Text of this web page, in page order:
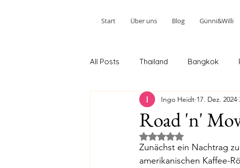
Start Über uns Blog Günni&Willi
All Posts Thailand Bangkok
Ao Nang 2.Teil Phuket 2.Teil
Kuala Lumpur 2. Teil
Road 'n'
Ingo Heidt 17. Dez. 2024
Mit NaN von 5 Sternen
Zunächst ein Nachtrag
amerikanischen Kaffee-